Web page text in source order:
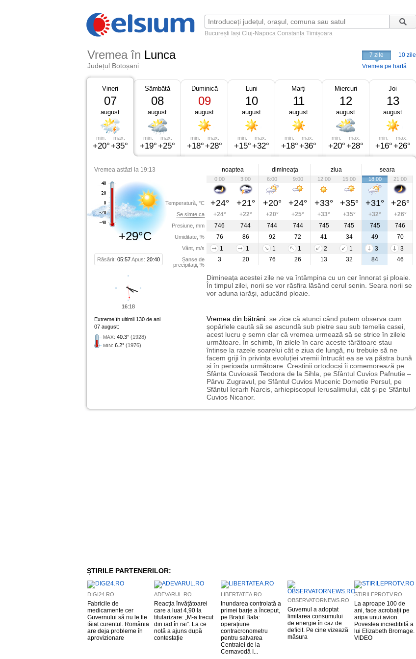
București Iași Cluj-Napoca Constanța Timișoara
Vremea în Lunca
Județul Botoșani
7 zile
10 zile
Vremea pe hartă
Vineri
07
august
min.
+20°
max.
+35°
Sâmbătă
08
august
min.
+19°
max.
+25°
Duminică
09
august
min.
+18°
max.
+28°
Luni
10
august
min.
+15°
max.
+32°
Marți
11
august
min.
+18°
max.
+36°
Miercuri
12
august
min.
+20°
max.
+28°
Joi
13
august
min.
+16°
max.
+26°
Vremea astăzi la 19:13
+29°C
Răsărit: 05:57Apus: 20:40
Temperatură, °C
Se simte ca
Presiune, mm
Umiditate, %
Vânt, m/s
Șanse de
precipitații, %
noaptea dimineața ziua seara
0:00 3:00 6:00 9:00 12:00 15:00 18:00 21:00
+24° +21° +20° +24° +33° +35° +31° +26°
+24° +22° +20° +25° +33° +35° +32°
+26°
746
744 744 744 745 745 745
746
76
86 92 72 41 34 49
70
1
1 1 1 2 1 3
3
3
20 76 26 13 32 84 46
Dimineața acestei zile ne va întâmpina cu un cer înnorat și ploaie.
În timpul zilei, norii se vor răsfira lăsând cerul senin. Seara norii se
vor aduna iarăși, aducând ploaie.
Extreme în ultimii 130 de ani
07 august:
MAX: 40.3° (1928)
MIN: 6.2° (1976)
Vremea din bătrâni: se zice că atunci când putem observa cum
șopârlele caută să se ascundă sub pietre sau sub temelia casei,
acest lucru e semn clar că vremea urmează să se strice în zilele
următoare. În schimb, în zilele în care aceste târâtoare stau
întinse la razele soarelui cât e ziua de lungă, nu trebuie să ne
facem griji în privința evoluției vremii întrucât ea se va păstra bună
și în perioada următoare. Creștinii ortodocși îi comemorează pe
Sfânta Cuvioasă Teodora de la Sihla, pe Sfântul Cuvios Pafnutie –
Pârvu Zugravul, pe Sfântul Cuvios Mucenic Dometie Persul, pe
Sfântul Ierarh Narcis, arhiepiscopul Ierusalimului, cât și pe Sfântul
Cuvios Nicanor.
16:18
ȘTIRILE PARTENERILOR:
DIGI24.RO
Fabricile de
medicamente cer
Guvernului să nu le fie
tăiat curentul. România
are deja probleme în
aprovizionare
ADEVARUL.RO
Reacția învățătoarei
care a luat 4,90 la
titularizare: „M-a trecut
din iad în rai”. La ce
notă a ajuns după
contestație
LIBERTATEA.RO
Inundarea controlată a
primei barje a început,
pe Brațul Bala:
operațiune
contracronometru
pentru salvarea
Centralei de la
Cernavodă I...
OBSERVATORNEWS.RO
Guvernul a adoptat
limitarea consumului
de energie în caz de
deficit. Pe cine vizează
măsura
STIRILEPROTV.RO
La aproape 100 de
ani, face acrobații pe
aripa unui avion.
Povestea incredibilă a
lui Elizabeth Bromage.
VIDEO